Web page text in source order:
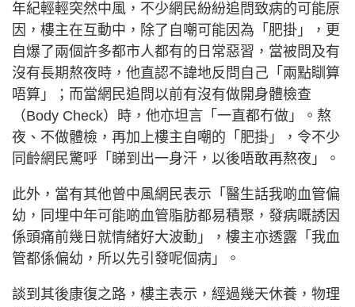
年紀輕輕突然中風，不少網民紛紛追問致病的可能原
因，樓主在互動中，除了自嘲可能因為「肥掛」，更
自爆了兩個許多都市人都有的日常惡習，當被問及有
沒有長期熬夜時，他直認不諱地反問自己「兩點瞓算
唔算」；而當網民追問以前有沒有做開身體檢查
（Body Check）時，他亦坦言「一直都冇做」。熬
夜、不做體檢，再加上樓主自嘲的「肥掛」，令不少
同齡網民驚呼「睇到出一身汗，以後唔敢再熬夜」。
此外，當有其他曾中風網民表示「醫生話我啲血管偏
幼，同埋中年可能啲血管脂肪都易積聚，發病嘅誘因
係頭痛前幾日就情緒好大波動」，樓主亦透露「我血
管都係偏幼，所以先引發呢個病」。
談到其後康復之路，樓主表示，經過幾天休養，物理